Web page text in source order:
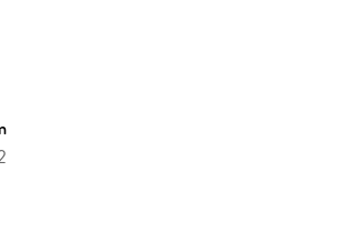
stellt sich in sämtlichen
die damit einhergehenden Debatten
Dieser Frage muss sich die
Ebenen stellen. Auch hierbei
wieder eine maßgebliche Rolle.